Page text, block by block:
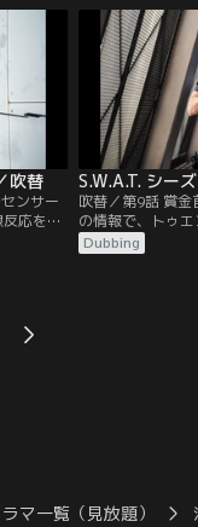
る。
ロールに当たる。
吹替
ンサー
応を検
性物質
され
S.W.A.T. シー
吹替／第9話 賞
の情報で、トゥ
首に賞金が懸け
入る。その噂は
Dubbing
マ一覧（見放題）